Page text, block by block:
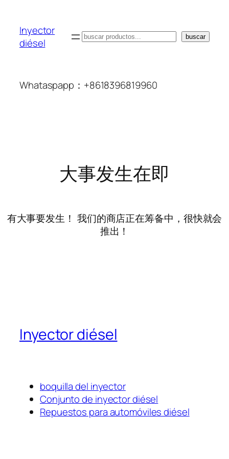
Inyector
diésel
搜
buscar
Whataspapp：+8618396819960
大事发生在即
有大事要发生！ 我们的商店正在筹备中，很快就会
推出！
Inyector diésel
boquilla del inyector
Conjunto de inyector diésel
Repuestos para automóviles diésel